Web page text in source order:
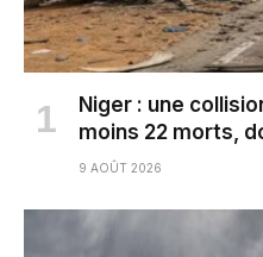
Niger : une
moins 22 morts,
9 AOÛT 2026